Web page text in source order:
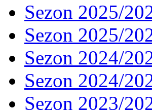
Sezon 2025/
Sezon 2025/
Sezon 2024/
Sezon 2024/
Sezon 2023/